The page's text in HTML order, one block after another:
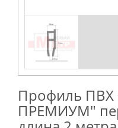
Профиль ПВХ
ПРЕМИУМ"